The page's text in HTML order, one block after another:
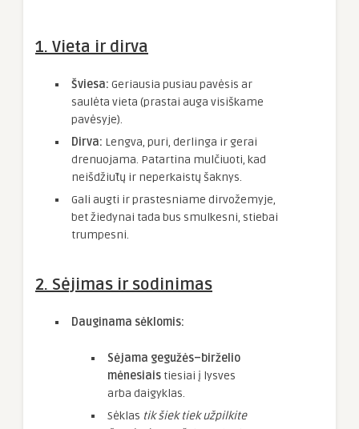
1. Vieta ir dirva
Šviesa: Geriausia pusiau pavėsis ar
saulėta vieta (prastai auga visiškame
pavėsyje).
Dirva: Lengva, puri, derlinga ir gerai
drenuojama. Patartina mulčiuoti, kad
neišdžiūtų ir neperkaistų šaknys.
Gali augti ir prastesniame dirvožemyje,
bet žiedynai tada bus smulkesni, stiebai
trumpesni.
2. Sėjimas ir sodinimas
Dauginama sėklomis:
Sėjama gegužės–birželio
mėnesiais tiesiai į lysves
arba daigyklas.
Sėklas tik šiek tiek užpilkite